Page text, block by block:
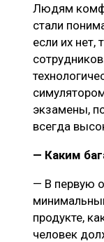
Людям
стали
если их нет,
экзамены,
всегда
— Каким
— В первую
продукте,
человек